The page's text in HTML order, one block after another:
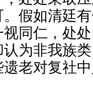
。假如清廷
视同仁，处
认为非我族
遗老对复社